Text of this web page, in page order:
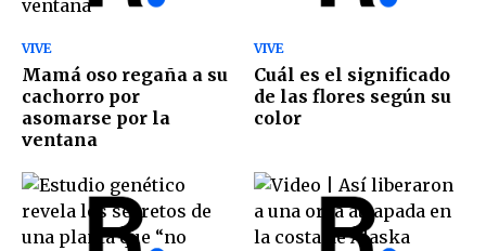
VIVE
Mamá oso regaña a su
cachorro por
asomarse por la
ventana
VIVE
Cuál es el significado
de las flores según su
color